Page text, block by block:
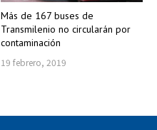
Más de 167 buses de
Transmilenio no circularán por
contaminación
19 febrero, 2019